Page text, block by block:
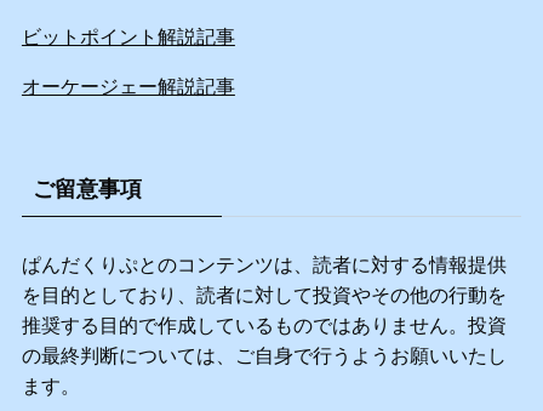
ビットポイント解説記事
オーケージェー解説記事
ご留意事項
ぱんだくりぷとのコンテンツは、読者に対する情報提供
を目的としており、読者に対して投資やその他の行動を
推奨する目的で作成しているものではありません。投資
の最終判断については、ご自身で行うようお願いいたし
ます。